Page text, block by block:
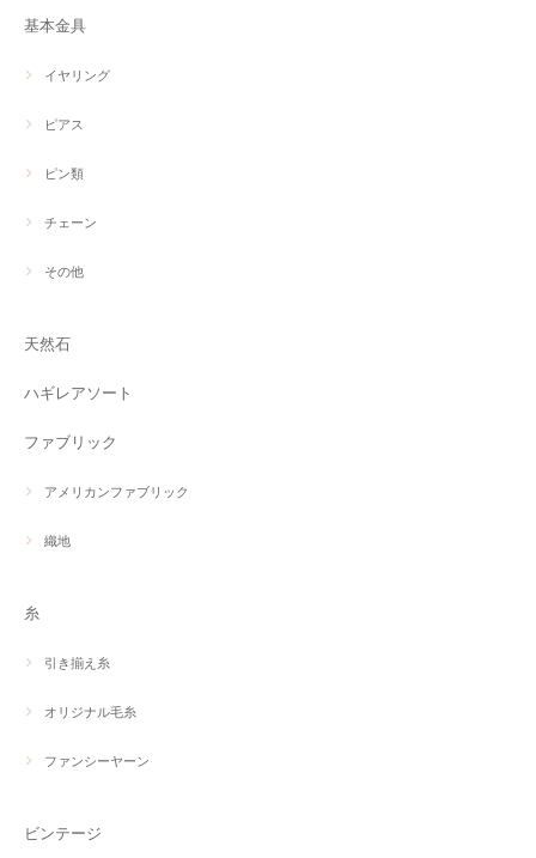
基本金具
イヤリング
ピアス
ピン類
チェーン
その他
天然石
ハギレアソート
ファブリック
アメリカンファブリック
織地
糸
引き揃え糸
オリジナル毛糸
ファンシーヤーン
ビンテージ